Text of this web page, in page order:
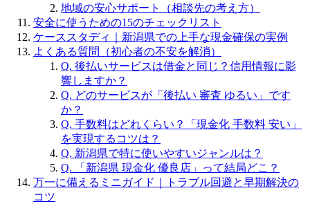
地域の安心サポート（相談先の考え方）
安全に使うための15のチェックリスト
ケーススタディ｜新潟県での上手な現金確保の実例
よくある質問（初心者の不安を解消）
Q. 後払いサービスは借金と同じ？信用情報に影
響しますか？
Q. どのサービスが「後払い 審査 ゆるい」です
か？
Q. 手数料はどれくらい？「現金化 手数料 安い」
を実現するコツは？
Q. 新潟県で特に使いやすいジャンルは？
Q. 「新潟県 現金化 優良店」って結局どこ？
万一に備えるミニガイド｜トラブル回避と早期解決の
コツ